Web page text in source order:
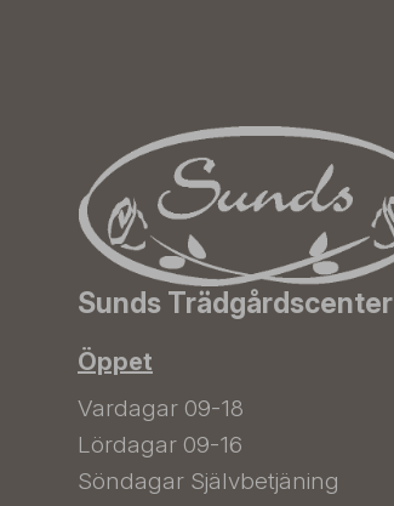
Sunds Trädgårdscenter
Öppet
Vardagar 09-18
Lördagar 09-16
Söndagar Självbetjäning